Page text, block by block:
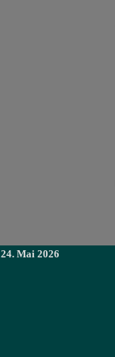
24. Mai 2026